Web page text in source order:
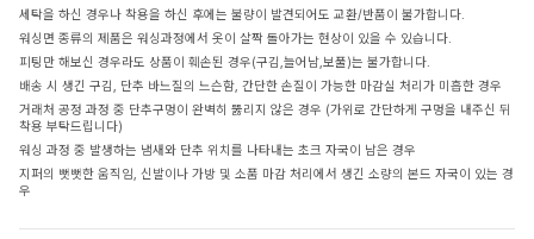
세탁을 하신 경우나 착용을 하신 후에는 불량이 발견되어도 교환/반품이 불가합니다.
워싱면 종류의 제품은 워싱과정에서 옷이 살짝 돌아가는 현상이 있을 수 있습니다.
피팅만 해보신 경우라도 상품이 훼손된 경우(구김,늘어남,보풀)는 불가합니다.
배송 시 생긴 구김, 단추 바느질의 느슨함, 간단한 손질이 가능한 마감실 처리가 미흡한 경우
거래처 공정 과정 중 단추구멍이 완벽히 뚫리지 않은 경우 (가위로 간단하게 구멍을 내주신 뒤
착용 부탁드립니다)
워싱 과정 중 발생하는 냄새와 단추 위치를 나타내는 초크 자국이 남은 경우
지퍼의 뻣뻣한 움직임, 신발이나 가방 및 소품 마감 처리에서 생긴 소량의 본드 자국이 있는 경
우